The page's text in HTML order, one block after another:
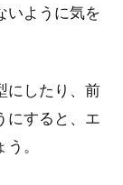
いように気を
にしたり、前
にすると、エ
。